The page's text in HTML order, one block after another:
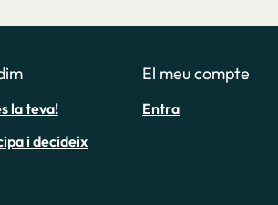
la teva!
i decideix
El meu compte
Entra